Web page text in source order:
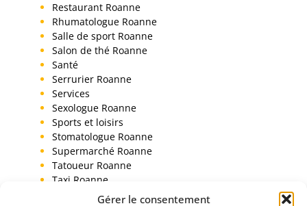
Gérer le consentement
Restaurant Roanne
Rhumatologue Roanne
Salle de sport Roanne
Salon de thé Roanne
Santé
Serrurier Roanne
Services
Sexologue Roanne
Sports et loisirs
Stomatologue Roanne
Supermarché Roanne
Tatoueur Roanne
Taxi Roanne
Toiletteur chien Roanne